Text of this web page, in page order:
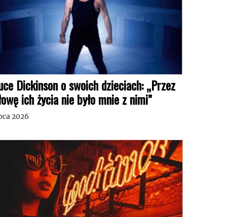
Dickinson o swoich dzieciach: „Przez
ich życia nie było mnie z nimi”
2026